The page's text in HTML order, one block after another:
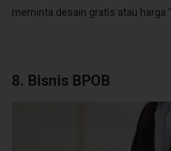
meminta desain gratis atau harga
8. Bisnis BPOB